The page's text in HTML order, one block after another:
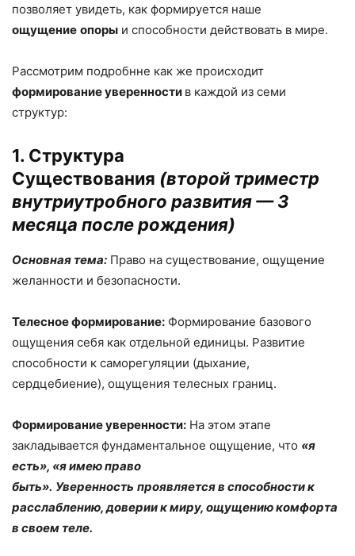
позволяет увидеть, как формируется наше
ощущение опоры и способности действовать в мире.
Рассмотрим подробнне как же происходит
формирование уверенности в каждой из семи
структур:
1. Структура
Существования (второй триместр
внутриутробного развития — 3
месяца после рождения)
Основная тема: Право на существование, ощущение
желанности и безопасности.
Телесное формирование: Формирование базового
ощущения себя как отдельной единицы. Развитие
способности к саморегуляции (дыхание,
сердцебиение), ощущения телесных границ.
Формирование уверенности: На этом этапе
закладывается фундаментальное ощущение, что «я
есть», «я имею право
быть». Уверенность проявляется в способности к
расслаблению, доверии к миру, ощущению комфорта
в своем теле.